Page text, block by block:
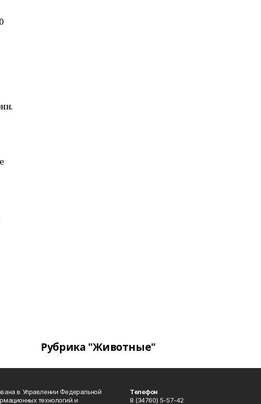
Рубрика "Животные"
в Управлении Федеральной
технологий и
Телефон
8 (34760) 5-57-42